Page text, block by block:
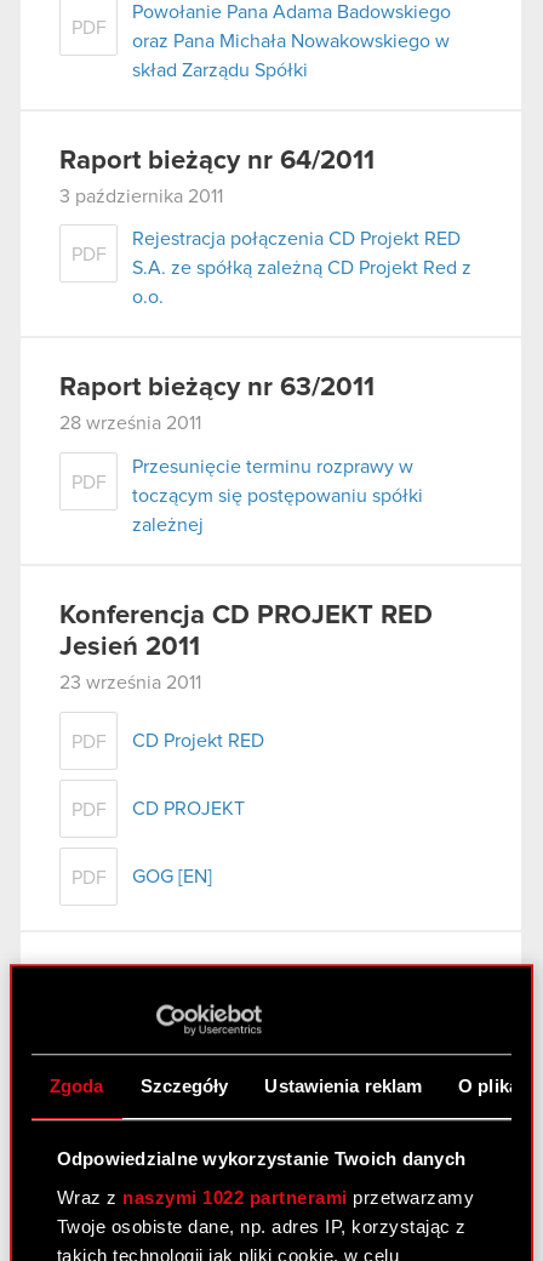
Zgoda Szczegóły Ustawienia reklam O
Odpowiedzialne wykorzystanie Twoich danych
Wraz z naszymi 1022 partnerami przetwarzamy
Twoje osobiste dane, np. adres IP, korzystając z
takich technologii jak pliki cookie, w celu
PDF
Powołanie Pana Adama Badowskiego
oraz Pana Michała Nowakowskiego w
skład Zarządu Spółki
Raport bieżący nr 64/2011
3 października 2011
PDF
Rejestracja połączenia CD Projekt RED
S.A. ze spółką zależną CD Projekt Red z
o.o.
Raport bieżący nr 63/2011
28 września 2011
PDF
Przesunięcie terminu rozprawy w
toczącym się postępowaniu spółki
zależnej
Konferencja CD PROJEKT RED
Jesień 2011
23 września 2011
PDF CD Projekt RED
PDF CD PROJEKT
PDF GOG [EN]
8 września 2011
PDF
Wygaśnięcie umowy poręczenia kredytu
spółki zależnej
7 września 2011